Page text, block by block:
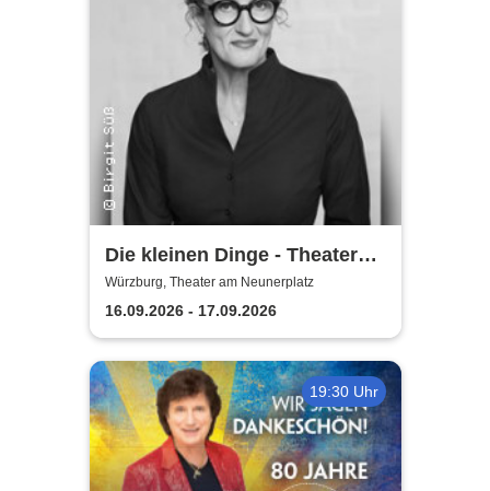
Die kleinen Dinge - Theater
am Neunerplatz
Würzburg, Theater am Neunerplatz
16.09.2026 - 17.09.2026
19:30 Uhr